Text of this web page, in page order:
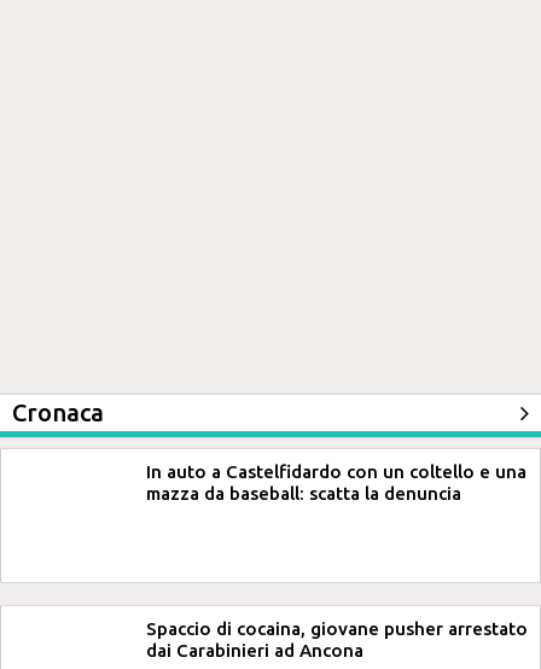
Cronaca
In auto a Castelfidardo con un coltello e una
mazza da baseball: scatta la denuncia
Spaccio di cocaina, giovane pusher arrestato
dai Carabinieri ad Ancona